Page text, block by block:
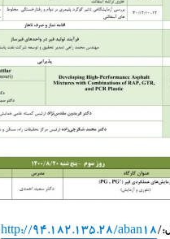
http://94.182.135.28/aban18